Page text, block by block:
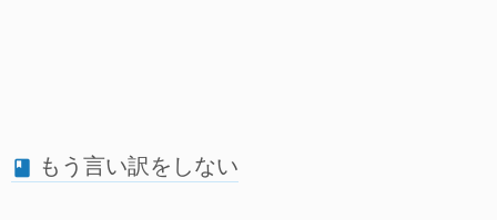
book もう言い訳をしない